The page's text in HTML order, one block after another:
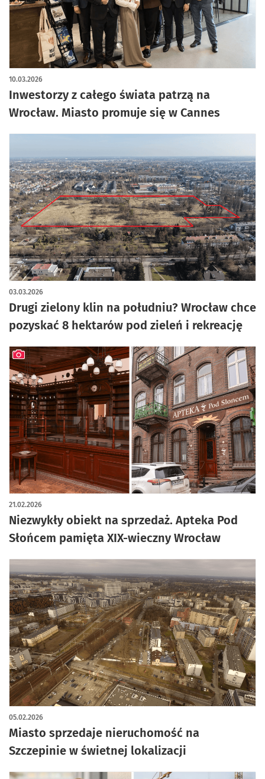
Inwestorzy z całego świata patrzą na
Wrocław. Miasto promuje się w Cannes
10.03.2026
artykuł z galerią zdjęć
Drugi zielony klin na południu? Wrocław chce
pozyskać 8 hektarów pod zieleń i rekreację
03.03.2026
Niezwykły obiekt na sprzedaż. Apteka Pod
Słońcem pamięta XIX-wieczny Wrocław
21.02.2026
artykuł z galerią zdjęć
Miasto sprzedaje nieruchomość na
Szczepinie w świetnej lokalizacji
05.02.2026